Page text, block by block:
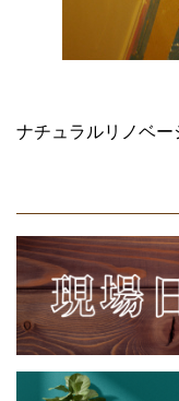
ナチュラルリノベ